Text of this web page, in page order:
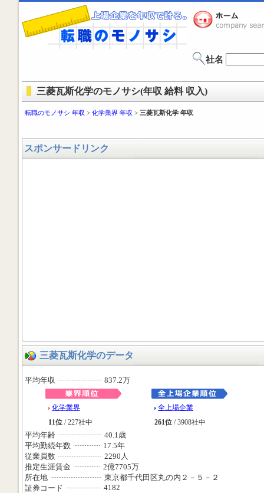
社名
三菱瓦斯化学のモノサシ(年収 給料 収入)
転職のモノサシ 年収 > 化学業界 年収 > 三菱瓦斯化学 年収
スポンサードリンク
三菱瓦斯化学のデータ
平均年収 837.2万
化学業界
11位 / 227社中
全上場企業
261位 / 3908社中
平均年齢
40.1歳
平均勤続年数
17.5年
従業員数
2290人
推定生涯賃金
2億7705万
所在地
東京都千代田区丸の内２－５－２
証券コード
4182